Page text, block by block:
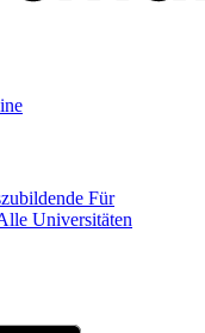
Für
Universitäten